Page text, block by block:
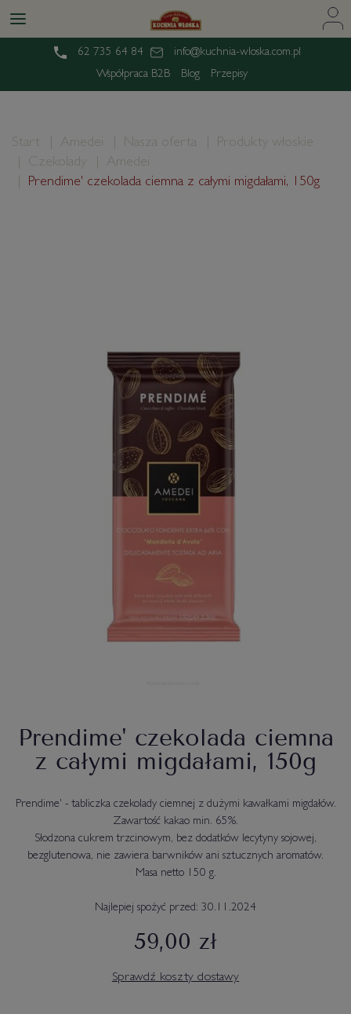
62 735 64 84
info@kuchnia-wloska.com.pl
Współpraca B2B
Blog Przepisy
Start Amedei Nasza oferta
Produkty włoskie
Czekolady
Amedei
Prendime' czekolada ciemna z całymi migdałami, 150g
Prendime' czekolada ciemna
z całymi migdałami, 150g
Prendime' - tabliczka czekolady ciemnej z dużymi kawałkami migdałów.
Zawartość kakao min. 65%.
Słodzona cukrem trzcinowym, bez dodatków lecytyny sojowej,
bezglutenowa, nie zawiera barwników ani sztucznych aromatów.
Masa netto 150 g.
Najlepiej spożyć przed: 30.11.2024
59,00 zł
Sprawdź koszty dostawy